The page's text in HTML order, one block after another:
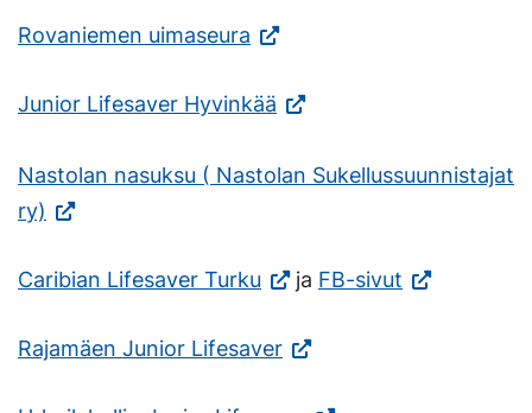
Rovaniemen uimaseura (Vieraile
sivustolla.
avautuu
Junior Lifesaver Hyvinkää (Vieraile
sivustolla.
uuteen
Nastolan nasuksu ( Nastolan Sukellussuunnistajat
ry) (Vieraile
sivustolla.
avautuu
Caribian Lifesaver Turku (Vieraile
sivustolla.
ja FB-sivut (Vieraile
Rajamäen Junior Lifesaver(Vieraile